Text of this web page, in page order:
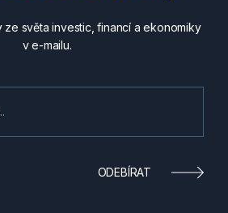
ze světa investic, financí a ekonomiky
v e-mailu.
ODEBÍRAT